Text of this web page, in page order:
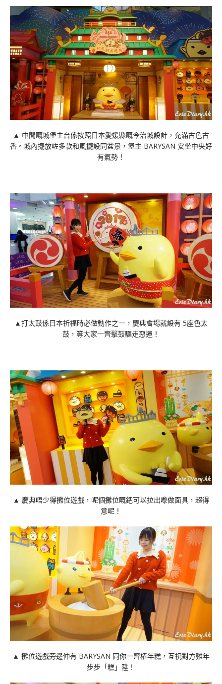
▲ 中間嘅城堡主台係按照日本愛媛縣嘅今治城設計，充滿古色古
香。城內擺放咗多款和風擺設同盆景，堡主 BARYSAN 安坐中央好
有氣勢！
▲打太鼓係日本祈福時必做動作之一，慶典會場就設有 5座色太
鼓，等大家一齊擊鼓驅走惡運！
▲ 慶典唔少得攤位遊戲，呢個攤位嘅鈀可以拉出嚟做面具，超得
意呢！
▲ 攤位遊戲旁邊仲有 BARYSAN 同你一齊樁年糕，互祝對方雞年
步步「糕」陞！